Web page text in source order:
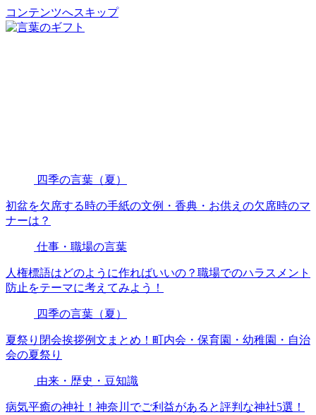
コンテンツへスキップ
四季の言葉（夏）
初盆を欠席する時の手紙の文例・香典・お供えの欠席時のマ
ナーは？
仕事・職場の言葉
人権標語はどのように作ればいいの？職場でのハラスメント
防止をテーマに考えてみよう！
四季の言葉（夏）
夏祭り閉会挨拶例文まとめ！町内会・保育園・幼稚園・自治
会の夏祭り
由来・歴史・豆知識
病気平癒の神社！神奈川でご利益があると評判な神社5選！